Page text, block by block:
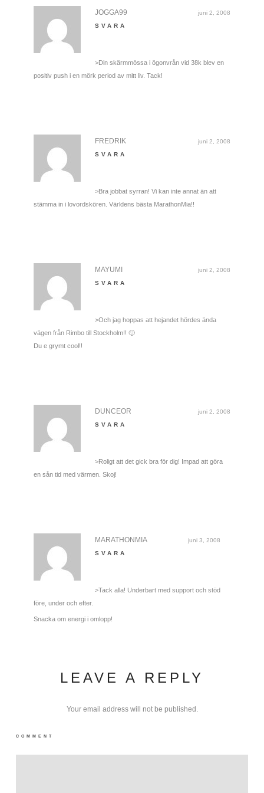
juni 2, 2008
JOGGA99
SVARA
>Din skärmmössa i ögonvrån vid 38k blev en
positiv push i en mörk period av mitt liv. Tack!
juni 2, 2008
FREDRIK
SVARA
>Bra jobbat syrran! Vi kan inte annat än att
stämma in i lovordskören. Världens bästa MarathonMia!!
juni 2, 2008
MAYUMI
SVARA
>Och jag hoppas att hejandet hördes ända
vägen från Rimbo till Stockholm!! 🙂
Du e grymt cool!!
juni 2, 2008
DUNCEOR
SVARA
>Roligt att det gick bra för dig! Impad att göra
en sån tid med värmen. Skoj!
juni 3, 2008
MARATHONMIA
SVARA
>Tack alla! Underbart med support och stöd
före, under och efter.
Snacka om energi i omlopp!
LEAVE A REPLY
Your email address will not be published.
COMMENT